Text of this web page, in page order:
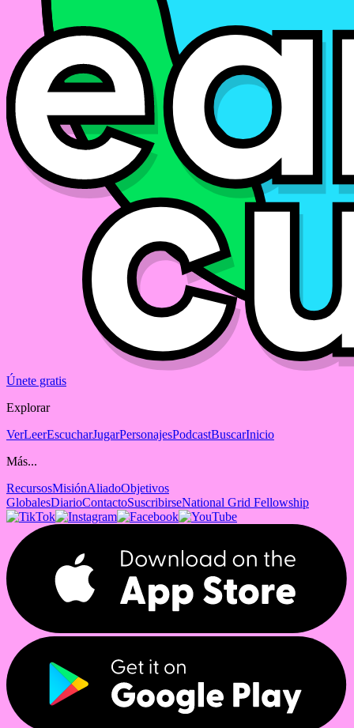
Únete gratis
Explorar
VerLeerEscucharJugarPersonajesPodcastBuscarInicio
Más...
RecursosMisiónAliadoObjetivos
GlobalesDiarioContactoSuscribirseNational Grid Fellowship